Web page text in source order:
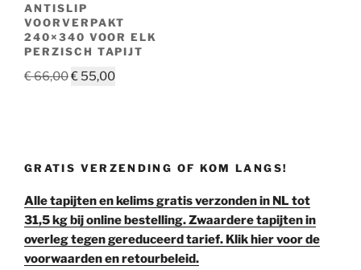
ANTISLIP
VOORVERPAKT
240×340 VOOR ELK
PERZISCH TAPIJT
€66,00Oorspronkelijke
€ 55,00Huidige
GRATIS VERZENDING OF KOM LANGS!
Alle tapijten en kelims gratis verzonden in NL tot
31,5 kg bij online bestelling. Zwaardere tapijten in
overleg tegen gereduceerd tarief. Klik hier voor de
voorwaarden en retourbeleid.